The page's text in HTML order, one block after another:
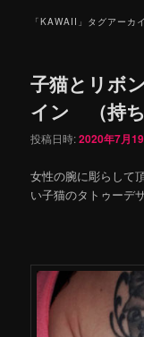
「KAWAII 」タグアーカ
子猫とリボ
イン （持ち
投稿日時:2020年7月
女性の腕に彫らして
い子猫のタトゥーデ